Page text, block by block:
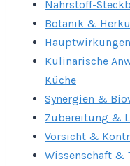
Nährstoff-
Botanik &
Kulinarische
Küche
Synergien &
Zubereitung &
Vorsicht &
Wissenschaft &